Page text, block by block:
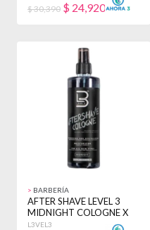
$ 30,390 $ 24,920
> BARBERÍA
AFTER SHAVE LEVEL 3
MIDNIGHT COLOGNE X
100 ML
L3VEL3